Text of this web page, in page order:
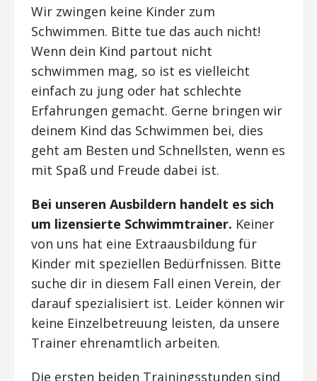
Wir zwingen keine Kinder zum
Schwimmen. Bitte tue das auch nicht!
Wenn dein Kind partout nicht
schwimmen mag, so ist es vielleicht
einfach zu jung oder hat schlechte
Erfahrungen gemacht. Gerne bringen wir
deinem Kind das Schwimmen bei, dies
geht am Besten und Schnellsten, wenn es
mit Spaß und Freude dabei ist.
Bei unseren Ausbildern handelt es sich
um lizensierte Schwimmtrainer. Keiner
von uns hat eine Extraausbildung für
Kinder mit speziellen Bedürfnissen. Bitte
suche dir in diesem Fall einen Verein, der
darauf spezialisiert ist. Leider können wir
keine Einzelbetreuung leisten, da unsere
Trainer ehrenamtlich arbeiten.
Die ersten beiden Trainingsstunden sind